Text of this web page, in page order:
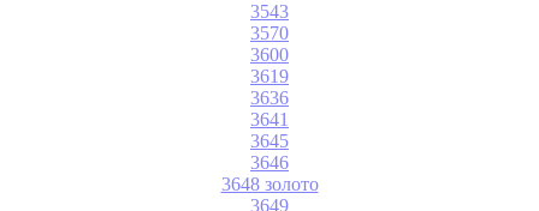
3543
3570
3600
3619
3636
3641
3645
3646
3648 золото
3649